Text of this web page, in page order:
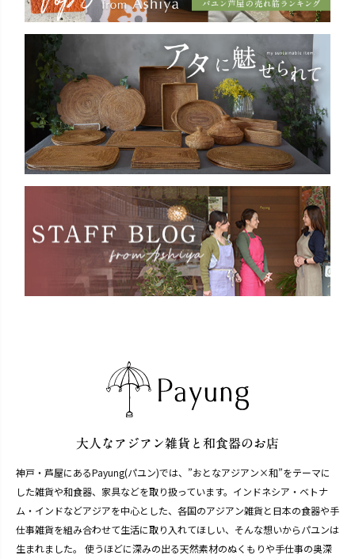
神戸・芦屋にあるPayung(パユン)では、”おとなアジアン×和”をテーマに
した雑貨や和食器、家具などを取り扱っています。インドネシア・ベトナ
ム・インドなどアジアを中心とした、各国のアジアン雑貨と日本の食器や手
仕事雑貨を組み合わせて生活に取り入れてほしい、そんな想いからパユンは
生まれました。 使うほどに深みの出る天然素材のぬくもりや手仕事の奥深